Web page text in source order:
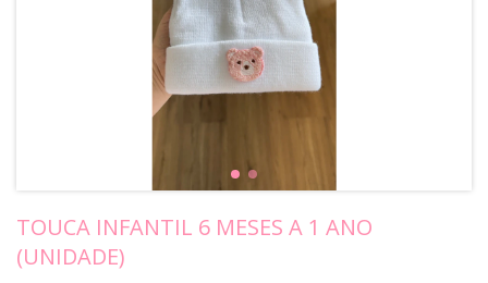
TOUCA INFANTIL 6 MESES A 1 ANO
(UNIDADE)